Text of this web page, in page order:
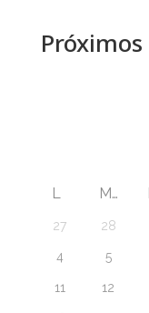
L M
27 28
4 5
11 12